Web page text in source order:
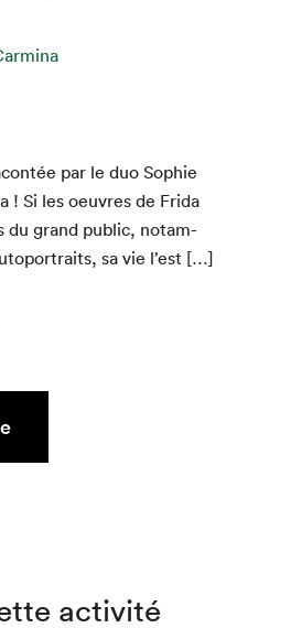
par le duo Sophie
! Si les oeu­vres de Fri­da
du grand pub­lic, notam­
sa vie l’est […]
activité